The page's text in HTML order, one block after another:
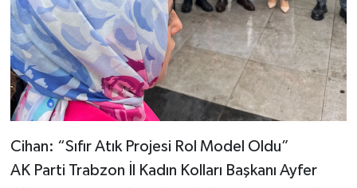
Cihan: “Sıfır Atık Projesi Rol Model Oldu”
AK Parti Trabzon İl Kadın Kolları Başkanı Ayfer